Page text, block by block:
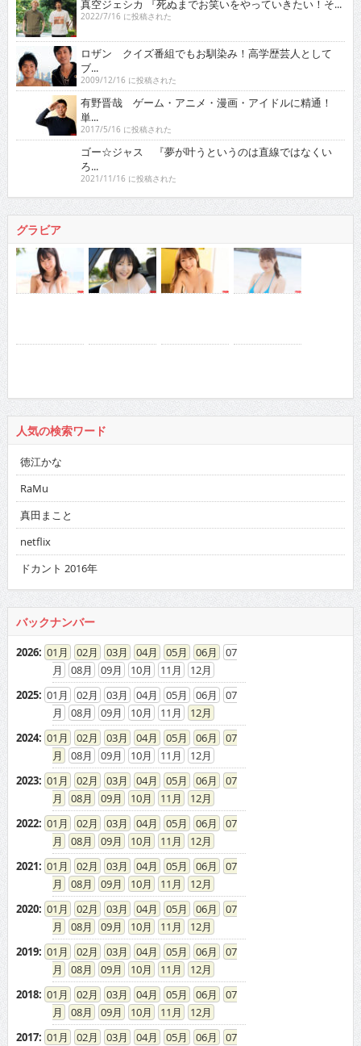
真空ジェシカ 『死ぬまでお笑いをやっていきたい！そ...
2022/7/16 に投稿された
ロザン クイズ番組でもお馴染み！高学歴芸人として
ブ...
2009/12/16 に投稿された
有野晋哉 ゲーム・アニメ・漫画・アイドルに精通！
単...
2017/5/16 に投稿された
ゴー☆ジャス 『夢が叶うというのは直線ではなくい
ろ...
2021/11/16 に投稿された
グラビア
人気の検索ワード
徳江かな
RaMu
真田まこと
netflix
ドカント 2016年
バックナンバー
2026: 01 02 03 04 05 06
07
08
09 10 11
12
2025: 01 02 03 04 05 06
07
08
09 10 11
12
2024: 01 02 03 04 05 06
07
08
09 10 11
12
2023: 01 02 03 04 05 06
07
08
09 10 11
12
2022: 01 02 03 04 05 06
07
08
09 10 11
12
2021: 01 02 03 04 05 06
07
08
09 10 11
12
2020: 01 02 03 04 05 06
07
08
09 10 11
12
2019: 01 02 03 04 05 06
07
08
09 10 11
12
2018: 01 02 03 04 05 06
07
08
09 10 11
12
2017: 01 02 03 04 05 06
07